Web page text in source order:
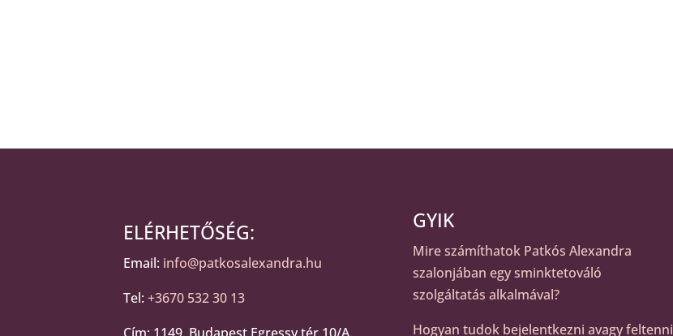
ELÉRHETŐSÉG:
Email: info@patkosalexandra.hu
Tel: +3670 532 30 13
GYIK
Mire számíthatok Patkós Alexandra
szalonjában egy sminktetováló
szolgáltatás alkalmával?
Hogyan tudok bejelentkezni avagy feltenni